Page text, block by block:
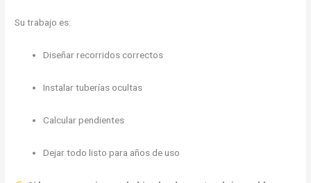
Su trabajo es:
Diseñar recorridos correctos
Instalar tuberías ocultas
Calcular pendientes
Dejar todo listo para años de uso